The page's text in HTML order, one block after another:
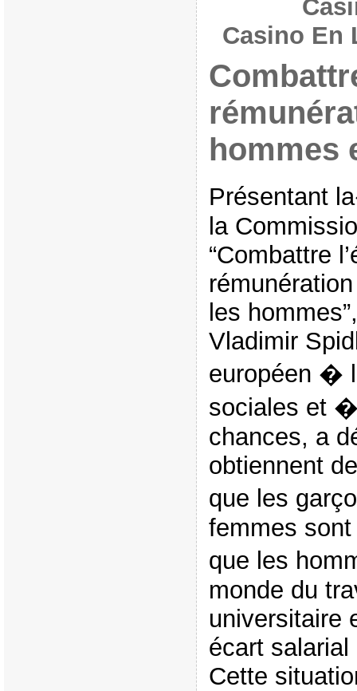
Casino En
hommes
Présentant
la
“Combattre
les
Vladimir
européen �
sociales et
chances, a
obtiennent
que les
femmes
que les
monde du
universitaire
écart
Cette